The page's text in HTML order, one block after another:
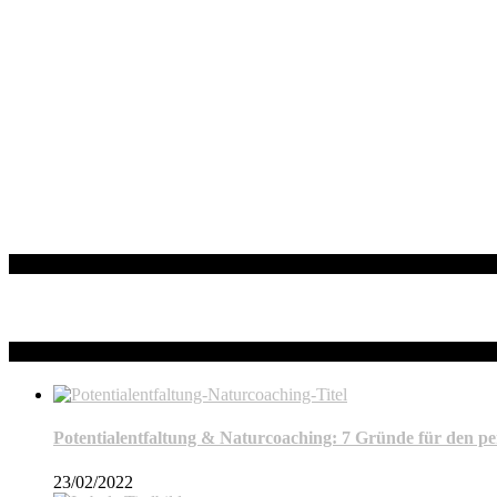
Potentialentfaltung & Naturcoaching: 7 Gründe für den
23/02/2022